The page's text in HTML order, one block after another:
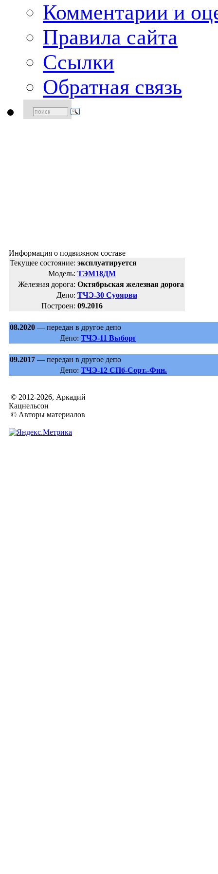
Комментарии и
Правила сайта
Ссылки
Обратная связь
Информация о подвижном составе
Текущее состояние: эксплуатируется
Модель: ТЭМ18ДМ
Железная дорога: Октябрьская железная дорога
Депо: ТЧЭ-30 Суоярви
Построен: 09.2016
08.2020 — передан в другое депо
Депо: ТЧЭ-11 Выборг
09.2017 — передан в другое депо
Депо: ТЧЭ-12 СПб-Сорт.-Фин.
© 2012-2026, Аркадий
Кацнельсон
© Авторы материалов